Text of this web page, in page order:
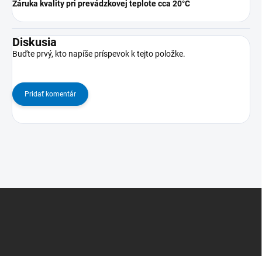
Záruka kvality pri prevádzkovej teplote cca 20°C
Diskusia
Buďte prvý, kto napíše príspevok k tejto položke.
Pridať komentár